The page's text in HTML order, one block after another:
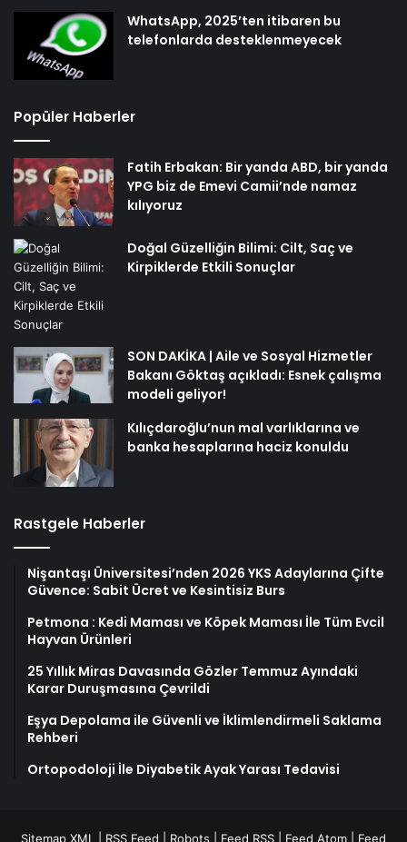
WhatsApp, 2025’ten itibaren bu
telefonlarda desteklenmeyecek
Popüler Haberler
Fatih Erbakan: Bir yanda ABD, bir yanda
YPG biz de Emevi Camii’nde namaz
kılıyoruz
Doğal Güzelliğin Bilimi: Cilt, Saç ve
Kirpiklerde Etkili Sonuçlar
SON DAKİKA | Aile ve Sosyal Hizmetler
Bakanı Göktaş açıkladı: Esnek çalışma
modeli geliyor!
Kılıçdaroğlu’nun mal varlıklarına ve
banka hesaplarına haciz konuldu
Rastgele Haberler
Nişantaşı Üniversitesi’nden 2026 YKS Adaylarına Çifte
Güvence: Sabit Ücret ve Kesintisiz Burs
Petmona : Kedi Maması ve Köpek Maması İle Tüm Evcil
Hayvan Ürünleri
25 Yıllık Miras Davasında Gözler Temmuz Ayındaki
Karar Duruşmasına Çevrildi
Eşya Depolama ile Güvenli ve İklimlendirmeli Saklama
Rehberi
Ortopodoloji İle Diyabetik Ayak Yarası Tedavisi
Sitemap XML RSS Feed Robots Feed RSS Feed Atom Feed